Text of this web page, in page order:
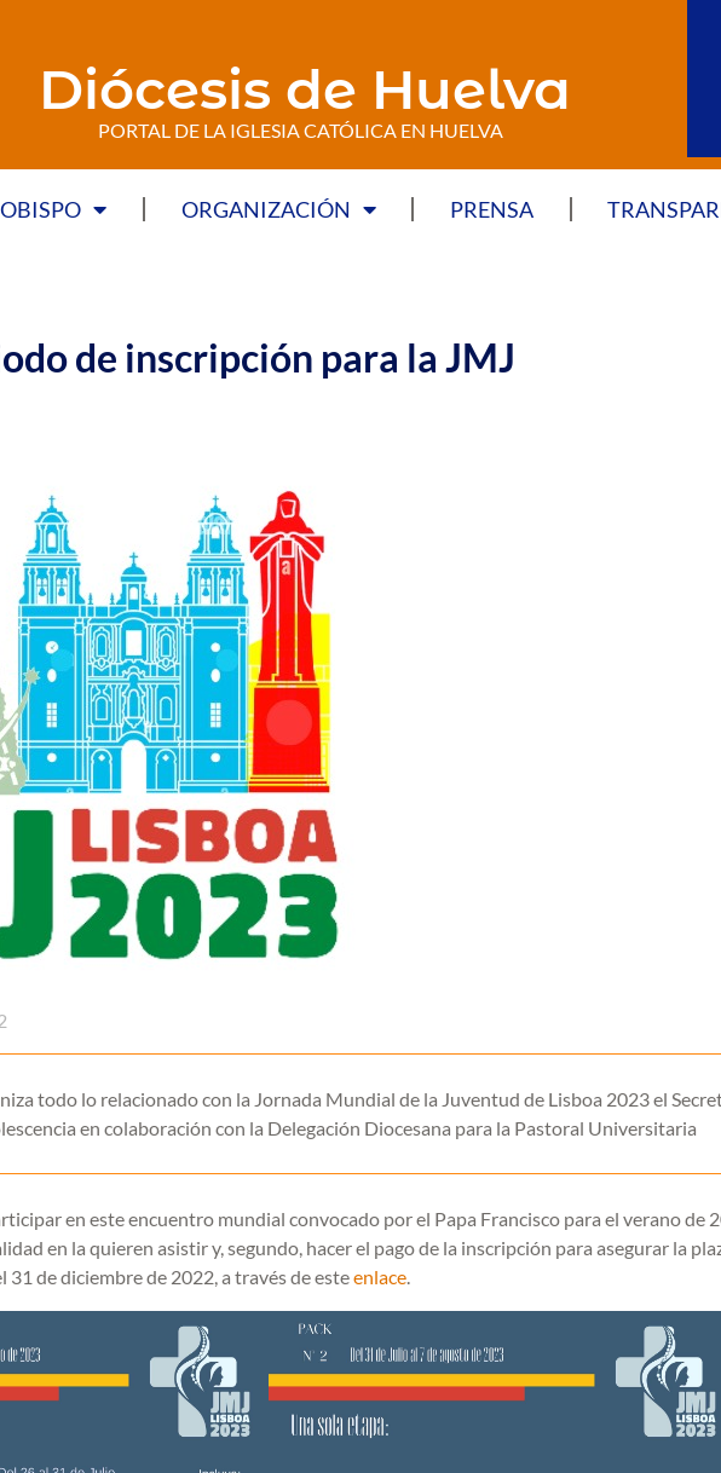
Diócesis de Huelva
PORTAL DE LA IGLESIA CATÓLICA EN HUELVA
OBISPO ORGANIZACIÓN PRENSA
de inscripción para la JMJ
todo lo relacionado con la Jornada Mundial de la Juventud de Lisboa 2023 el
en colaboración con la Delegación Diocesana para la Pastoral Universitaria
en este encuentro mundial convocado por el Papa Francisco para el verano de
en la quieren asistir y, segundo, hacer el pago de la inscripción para asegurar la
de diciembre de 2022, a través de esteenlace.